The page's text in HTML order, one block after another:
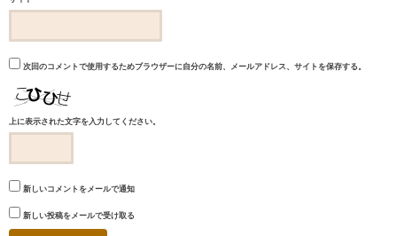
次回のコメントで使用するためブラウザーに自分の名前、メールアドレス、サイトを保存する。
上に表示された文字を入力してください。
新しいコメントをメールで通知
新しい投稿をメールで受け取る